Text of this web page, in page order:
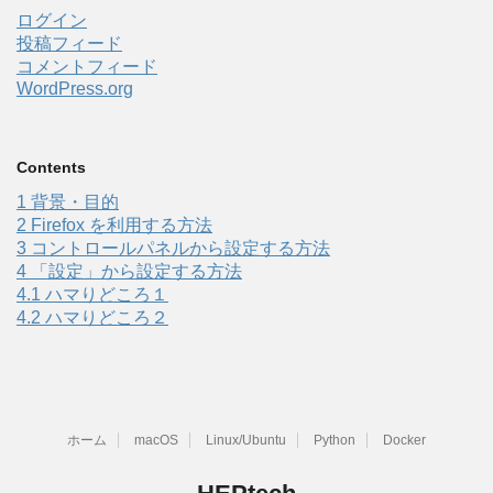
ログイン
投稿フィード
コメントフィード
WordPress.org
Contents
1 背景・目的
2 Firefox を利用する方法
3 コントロールパネルから設定する方法
4 「設定」から設定する方法
4.1 ハマりどころ１
4.2 ハマりどころ２
ホーム macOS Linux/Ubuntu Python Docker